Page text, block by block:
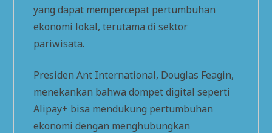
yang dapat mempercepat pertumbuhan
ekonomi lokal, terutama di sektor
pariwisata.
Presiden Ant International, Douglas Feagin,
menekankan bahwa dompet digital seperti
Alipay+ bisa mendukung pertumbuhan
ekonomi dengan menghubungkan